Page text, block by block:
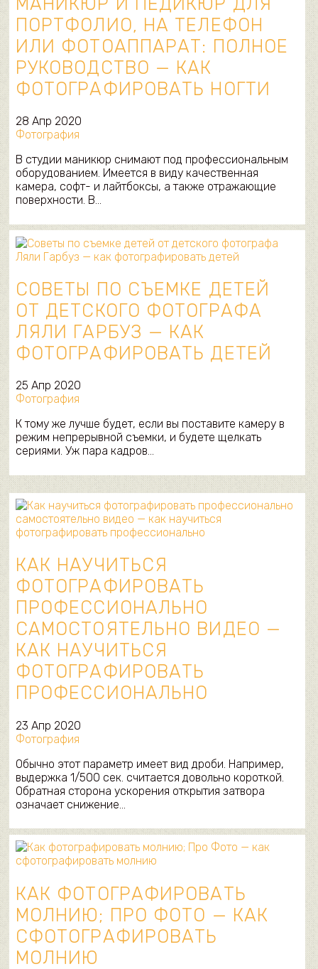
ПОРТФОЛИО, НА ТЕЛЕФОН
ИЛИ ФОТОАППАРАТ: ПОЛНОЕ
РУКОВОДСТВО — КАК
ФОТОГРАФИРОВАТЬ НОГТИ
28 Апр 2020
Фотография
В студии маникюр снимают под профессиональным
оборудованием. Имеется в виду качественная
камера, софт- и лайтбоксы, а также отражающие
поверхности. В…
СОВЕТЫ ПО СЪЕМКЕ ДЕТЕЙ
ОТ ДЕТСКОГО ФОТОГРАФА
ЛЯЛИ ГАРБУЗ — КАК
ФОТОГРАФИРОВАТЬ ДЕТЕЙ
25 Апр 2020
Фотография
К тому же лучше будет, если вы поставите камеру в
режим непрерывной съемки, и будете щелкать
сериями. Уж пара кадров…
КАК НАУЧИТЬСЯ
ФОТОГРАФИРОВАТЬ
ПРОФЕССИОНАЛЬНО
САМОСТОЯТЕЛЬНО ВИДЕО —
КАК НАУЧИТЬСЯ
ФОТОГРАФИРОВАТЬ
ПРОФЕССИОНАЛЬНО
23 Апр 2020
Фотография
Обычно этот параметр имеет вид дроби. Например,
выдержка 1/500 сек. считается довольно короткой.
Обратная сторона ускорения открытия затвора
означает снижение…
КАК ФОТОГРАФИРОВАТЬ
МОЛНИЮ; ПРО ФОТО — КАК
СФОТОГРАФИРОВАТЬ
МОЛНИЮ